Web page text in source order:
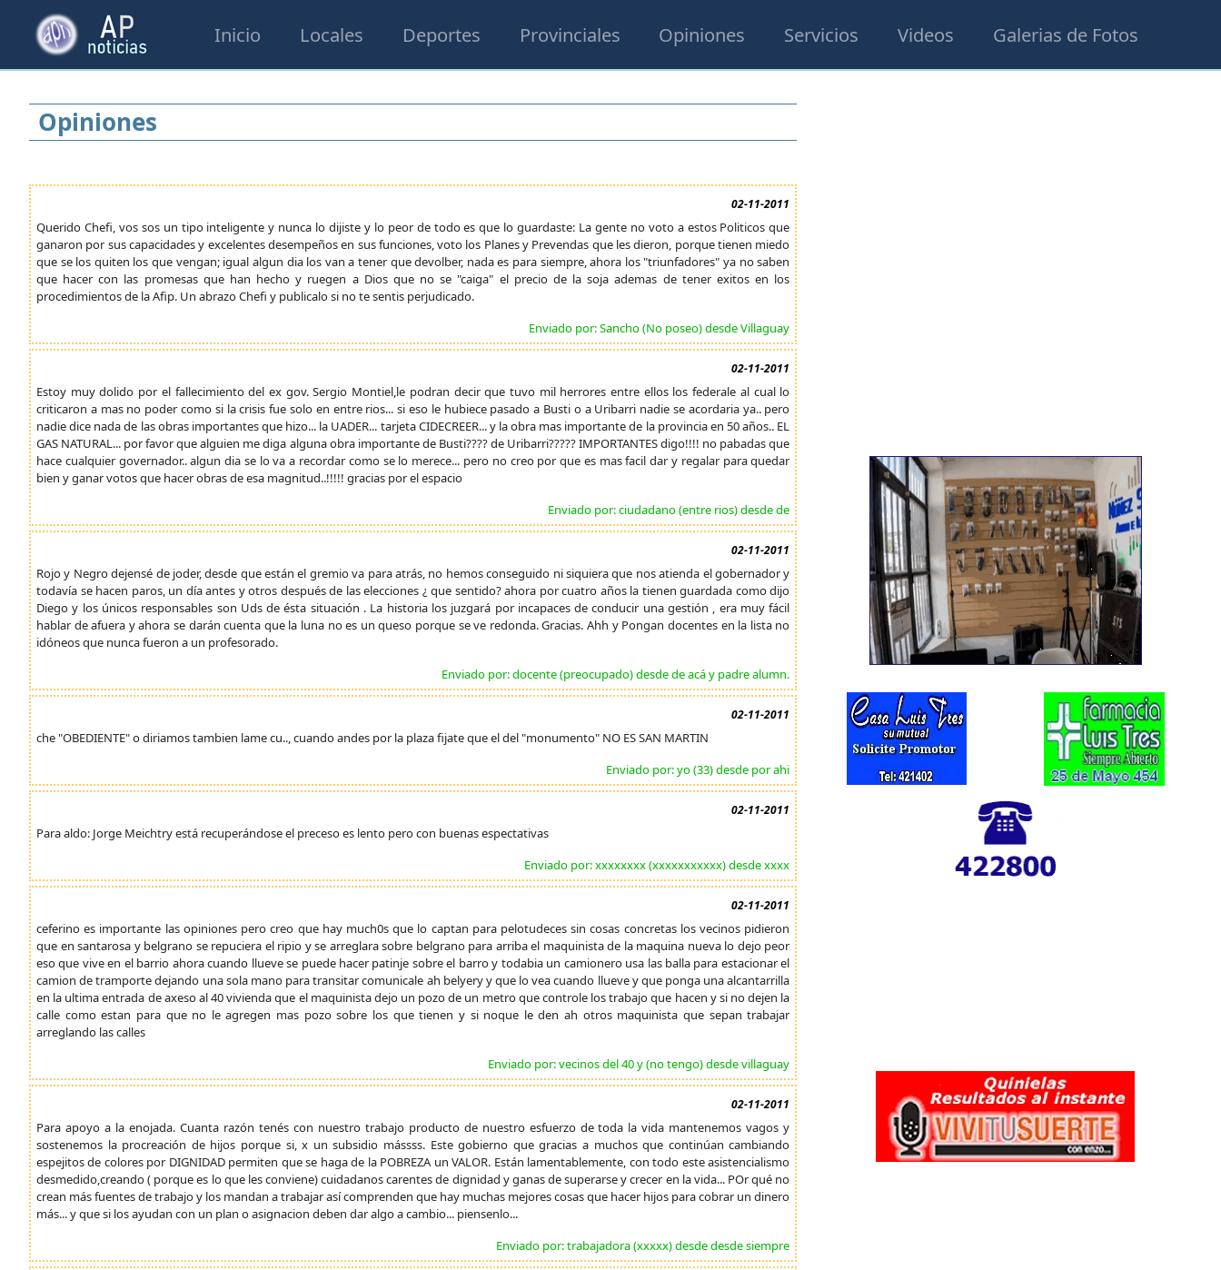
Inicio Locales Deportes Provinciales Opiniones Servicios Videos Galerias de Fotos
Opiniones
02-11-2011
Querido Chefi, vos sos un tipo inteligente y nunca lo dijiste y lo peor de todo es que lo guardaste: La gente no voto a estos Politicos que
ganaron por sus capacidades y excelentes desempeños en sus funciones, voto los Planes y Prevendas que les dieron, porque tienen miedo
que se los quiten los que vengan; igual algun dia los van a tener que devolber, nada es para siempre, ahora los "triunfadores" ya no saben
que hacer con las promesas que han hecho y ruegen a Dios que no se "caiga" el precio de la soja ademas de tener exitos en los
procedimientos de la Afip. Un abrazo Chefi y publicalo si no te sentis perjudicado.
Enviado por: Sancho (No poseo) desde Villaguay
02-11-2011
Estoy muy dolido por el fallecimiento del ex gov. Sergio Montiel,le podran decir que tuvo mil herrores entre ellos los federale al cual lo
criticaron a mas no poder como si la crisis fue solo en entre rios... si eso le hubiece pasado a Busti o a Uribarri nadie se acordaria ya.. pero
nadie dice nada de las obras importantes que hizo... la UADER... tarjeta CIDECREER... y la obra mas importante de la provincia en 50 años.. EL
GAS NATURAL... por favor que alguien me diga alguna obra importante de Busti???? de Uribarri????? IMPORTANTES digo!!!! no pabadas que
hace cualquier governador.. algun dia se lo va a recordar como se lo merece... pero no creo por que es mas facil dar y regalar para quedar
bien y ganar votos que hacer obras de esa magnitud..!!!!! gracias por el espacio
Enviado por: ciudadano (entre rios) desde de
02-11-2011
Rojo y Negro dejensé de joder, desde que están el gremio va para atrás, no hemos conseguido ni siquiera que nos atienda el gobernador y
todavía se hacen paros, un día antes y otros después de las elecciones ¿ que sentido? ahora por cuatro años la tienen guardada como dijo
Diego y los únicos responsables son Uds de ésta situación . La historia los juzgará por incapaces de conducir una gestión , era muy fácil
hablar de afuera y ahora se darán cuenta que la luna no es un queso porque se ve redonda. Gracias. Ahh y Pongan docentes en la lista no
idóneos que nunca fueron a un profesorado.
Enviado por: docente (preocupado) desde de acá y padre alumn.
02-11-2011
che "OBEDIENTE" o diriamos tambien lame cu.., cuando andes por la plaza fijate que el del "monumento" NO ES SAN MARTIN
Enviado por: yo (33) desde por ahi
02-11-2011
Para aldo: Jorge Meichtry está recuperándose el preceso es lento pero con buenas espectativas
Enviado por: xxxxxxxx (xxxxxxxxxxx) desde xxxx
02-11-2011
ceferino es importante las opiniones pero creo que hay much0s que lo captan para pelotudeces sin cosas concretas los vecinos pidieron
que en santarosa y belgrano se repuciera el ripio y se arreglara sobre belgrano para arriba el maquinista de la maquina nueva lo dejo peor
eso que vive en el barrio ahora cuando llueve se puede hacer patinje sobre el barro y todabia un camionero usa las balla para estacionar el
camion de tramporte dejando una sola mano para transitar comunicale ah belyery y que lo vea cuando llueve y que ponga una alcantarrilla
en la ultima entrada de axeso al 40 vivienda que el maquinista dejo un pozo de un metro que controle los trabajo que hacen y si no dejen la
calle como estan para que no le agregen mas pozo sobre los que tienen y si noque le den ah otros maquinista que sepan trabajar
arreglando las calles
Enviado por: vecinos del 40 y (no tengo) desde villaguay
02-11-2011
Para apoyo a la enojada. Cuanta razón tenés con nuestro trabajo producto de nuestro esfuerzo de toda la vida mantenemos vagos y
sostenemos la procreación de hijos porque si, x un subsidio mássss. Este gobierno que gracias a muchos que continúan cambiando
espejitos de colores por DIGNIDAD permiten que se haga de la POBREZA un VALOR. Están lamentablemente, con todo este asistencialismo
desmedido,creando ( porque es lo que les conviene) cuidadanos carentes de dignidad y ganas de superarse y crecer en la vida... POr qué no
crean más fuentes de trabajo y los mandan a trabajar así comprenden que hay muchas mejores cosas que hacer hijos para cobrar un dinero
más... y que si los ayudan con un plan o asignacion deben dar algo a cambio... piensenlo...
Enviado por: trabajadora (xxxxx) desde desde siempre